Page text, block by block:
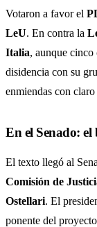
Votaron a favor el
LeU. En contra la
Italia, aunque
disidencia con su
enmiendas con
En el Senado:
El texto llegó al
Comisión de
Ostellari. El
ponente del